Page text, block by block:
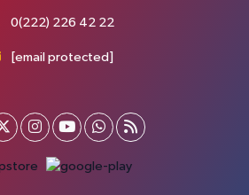
0(222) 226 42 22
[email protected]